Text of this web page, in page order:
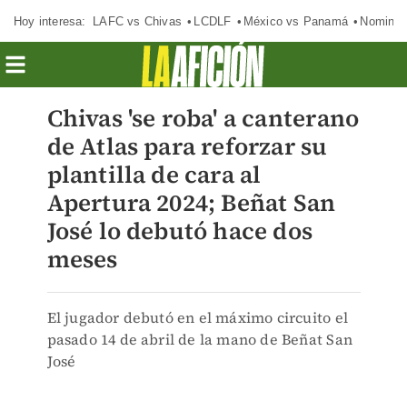
Hoy interesa: LAFC vs Chivas LCDLF México vs Panamá
Chivas 'se roba' a canterano
de Atlas para reforzar su
plantilla de cara al
Apertura 2024; Beñat San
José lo debutó hace dos
meses
El jugador debutó en el máximo circuito el
pasado 14 de abril de la mano de Beñat San
José